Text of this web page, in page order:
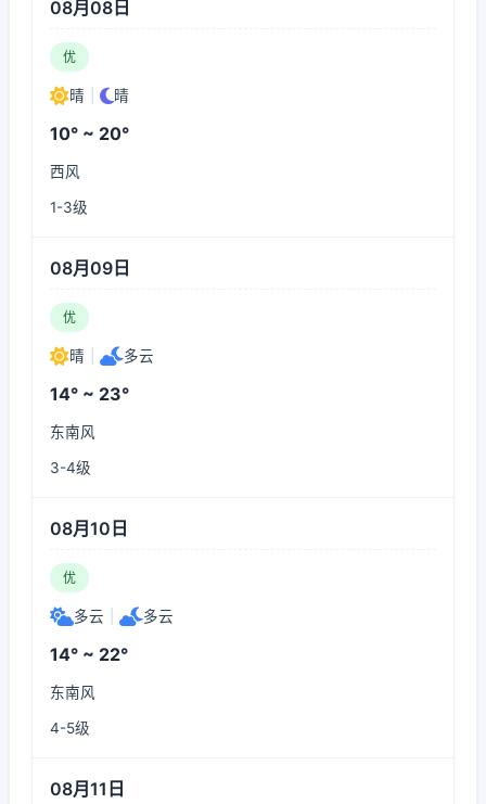
08月08日
优
晴 晴
10° ~ 20°
西风
1-3级
08月09日
优
晴 多云
14° ~ 23°
东南风
3-4级
08月10日
优
多云 多云
14° ~ 22°
东南风
4-5级
08月11日